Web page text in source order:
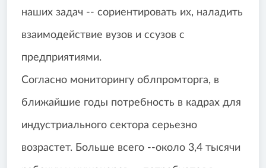
наших задач -- сориентировать их, наладить
взаимодействие вузов и ссузов с
предприятиями.
Согласно мониторингу облпромторга, в
ближайшие годы потребность в кадрах для
индустриального сектора серьезно
возрастет. Больше всего --около 3,4 тысячи